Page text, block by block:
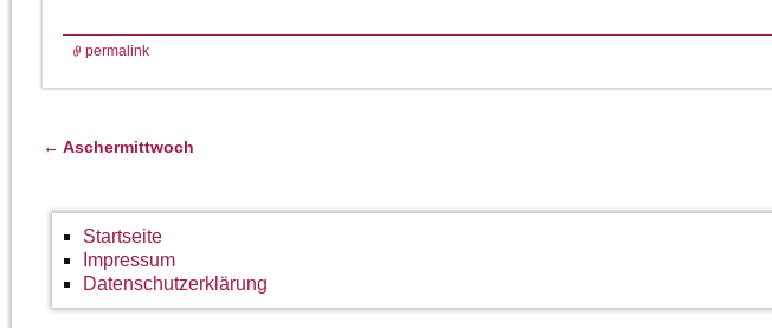
permalink
← Aschermittwoch
Startseite
Impressum
Datenschutzerklärung